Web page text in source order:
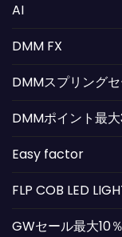
AI
DMM FX
DMMスプリング
DMMポイント最
Easy factor
FLP COB LED
GWセール最大10